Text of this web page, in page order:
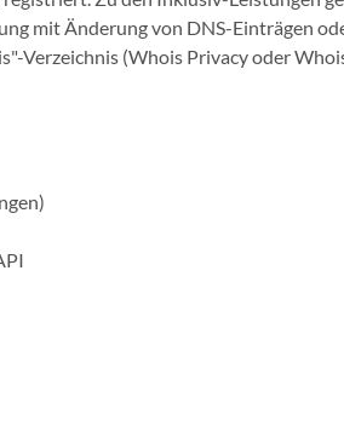
mit Änderung von DNS-Einträgen
Verzeichnis (Whois Privacy oder